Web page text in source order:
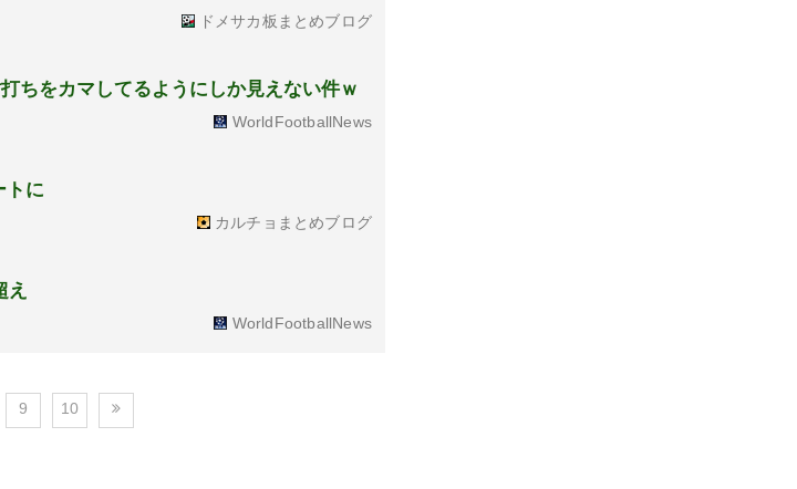
ドメサカ板まとめブログ
ちをカマしてるようにしか見えない件ｗ
WorldFootballNews
トに
カルチョまとめブログ
え
WorldFootballNews
9 10